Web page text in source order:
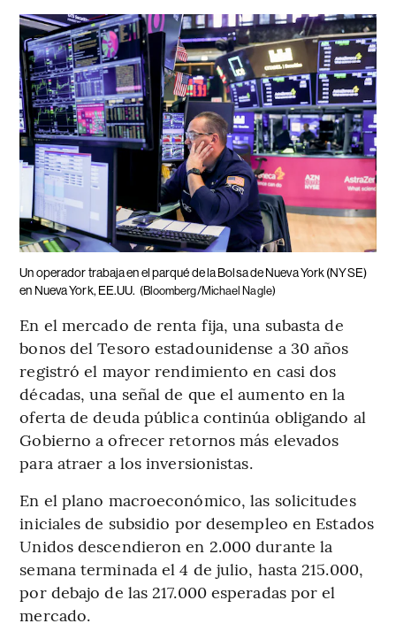
Un operador trabaja en el parqué de la Bolsa de Nueva York (NYSE)
en Nueva York, EE.UU. (Bloomberg/Michael Nagle)
En el mercado de renta fija, una subasta de
bonos del Tesoro estadounidense a 30 años
registró el mayor rendimiento en casi dos
décadas, una señal de que el aumento en la
oferta de deuda pública continúa obligando al
Gobierno a ofrecer retornos más elevados
para atraer a los inversionistas.
En el plano macroeconómico, las solicitudes
iniciales de subsidio por desempleo en Estados
Unidos descendieron en 2.000 durante la
semana terminada el 4 de julio, hasta 215.000,
por debajo de las 217.000 esperadas por el
mercado.